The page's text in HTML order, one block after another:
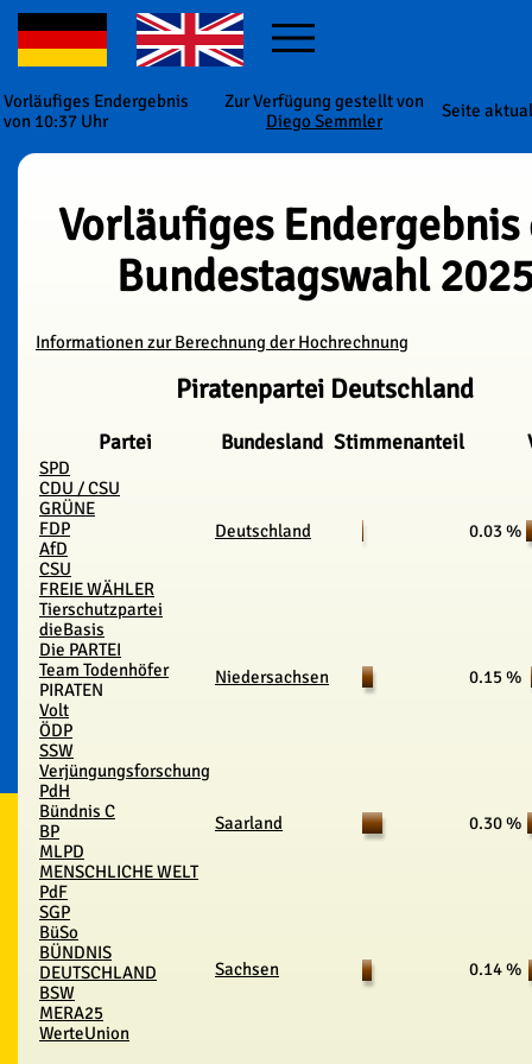
Vorläufiges Endergebnis
von 10:37 Uhr
Zur Verfügung gestellt von
Diego Semmler
Seite
Vorläufiges Endergebnis
Bundestagswahl
Informationen zur Berechnung der Hochrechnung
Piratenpartei Deutschland
Partei Bundesland Stimmenanteil
SPD
CDU / CSU
GRÜNE
FDP
AfD
CSU
FREIE WÄHLER
Tierschutzpartei
dieBasis
Die PARTEI
Team Todenhöfer
PIRATEN
Volt
ÖDP
SSW
Verjüngungsforschung
PdH
Bündnis C
BP
MLPD
MENSCHLICHE WELT
PdF
SGP
BüSo
BÜNDNIS
DEUTSCHLAND
BSW
MERA25
WerteUnion
Deutschland 0.03 %
Niedersachsen 0.15 %
Saarland 0.30 %
Sachsen 0.14 %